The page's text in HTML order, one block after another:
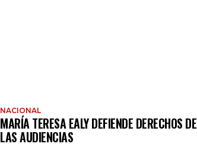
NACIONAL
MARÍA TERESA EALY DEFIENDE DERECHOS DE
LAS AUDIENCIAS